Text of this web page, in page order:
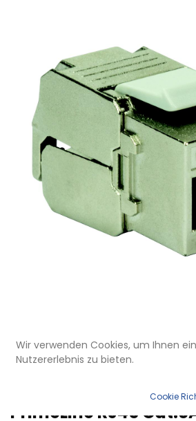
MVT 200 100.1
Keystone-
PrimeLine RJ45
Wir verwenden Cookies, um Ihnen
Nutzererlebnis zu bieten.
Cookie